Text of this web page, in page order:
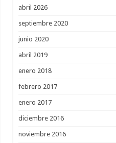
abril 2026
septiembre 2020
junio 2020
abril 2019
enero 2018
febrero 2017
enero 2017
diciembre 2016
noviembre 2016